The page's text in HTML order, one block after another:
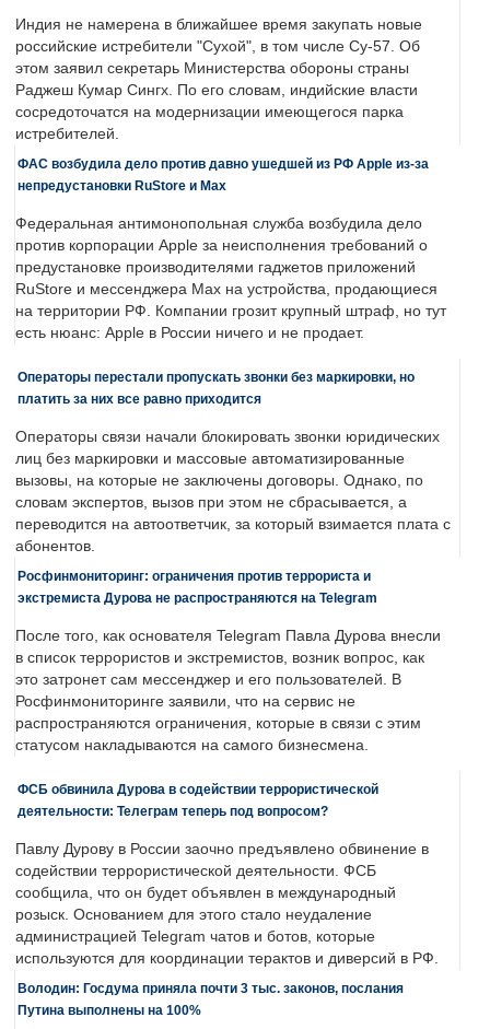
Индия не намерена в ближайшее время закупать новые
российские истребители "Сухой", в том числе Су-57. Об
этом заявил секретарь Министерства обороны страны
Раджеш Кумар Сингх. По его словам, индийские власти
сосредоточатся на модернизации имеющегося парка
истребителей.
ФАС возбудила дело против давно ушедшей из РФ Apple из-за
непредустановки RuStore и Max
Федеральная антимонопольная служба возбудила дело
против корпорации Apple за неисполнения требований о
предустановке производителями гаджетов приложений
RuStore и мессенджера Max на устройства, продающиеся
на территории РФ. Компании грозит крупный штраф, но тут
есть нюанс: Apple в России ничего и не продает.
Операторы перестали пропускать звонки без маркировки, но
платить за них все равно приходится
Операторы связи начали блокировать звонки юридических
лиц без маркировки и массовые автоматизированные
вызовы, на которые не заключены договоры. Однако, по
словам экспертов, вызов при этом не сбрасывается, а
переводится на автоответчик, за который взимается плата с
абонентов.
Росфинмониторинг: ограничения против террориста и
экстремиста Дурова не распространяются на Telegram
После того, как основателя Telegram Павла Дурова внесли
в список террористов и экстремистов, возник вопрос, как
это затронет сам мессенджер и его пользователей. В
Росфинмониторинге заявили, что на сервис не
распространяются ограничения, которые в связи с этим
статусом накладываются на самого бизнесмена.
ФСБ обвинила Дурова в содействии террористической
деятельности: Телеграм теперь под вопросом?
Павлу Дурову в России заочно предъявлено обвинение в
содействии террористической деятельности. ФСБ
сообщила, что он будет объявлен в международный
розыск. Основанием для этого стало неудаление
администрацией Telegram чатов и ботов, которые
используются для координации терактов и диверсий в РФ.
Володин: Госдума приняла почти 3 тыс. законов, послания
Путина выполнены на 100%